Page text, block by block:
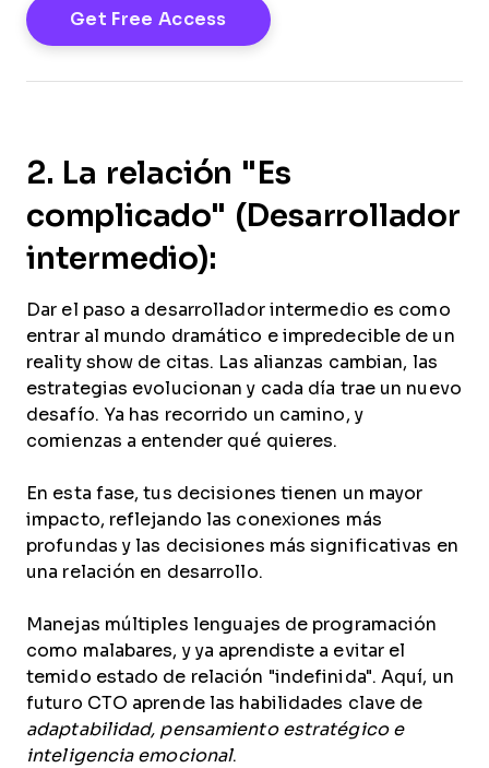
2. La relación "Es
complicado" (Desarrollador
intermedio):
Dar el paso a desarrollador intermedio es como
entrar al mundo dramático e impredecible de un
reality show de citas. Las alianzas cambian, las
estrategias evolucionan y cada día trae un nuevo
desafío. Ya has recorrido un camino, y
comienzas a entender qué quieres.
En esta fase, tus decisiones tienen un mayor
impacto, reflejando las conexiones más
profundas y las decisiones más significativas en
una relación en desarrollo.
Manejas múltiples lenguajes de programación
como malabares, y ya aprendiste a evitar el
temido estado de relación "indefinida". Aquí, un
futuro CTO aprende las habilidades clave de
adaptabilidad, pensamiento estratégico e
inteligencia emocional.